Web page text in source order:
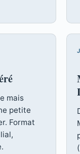
mais
petite
Format